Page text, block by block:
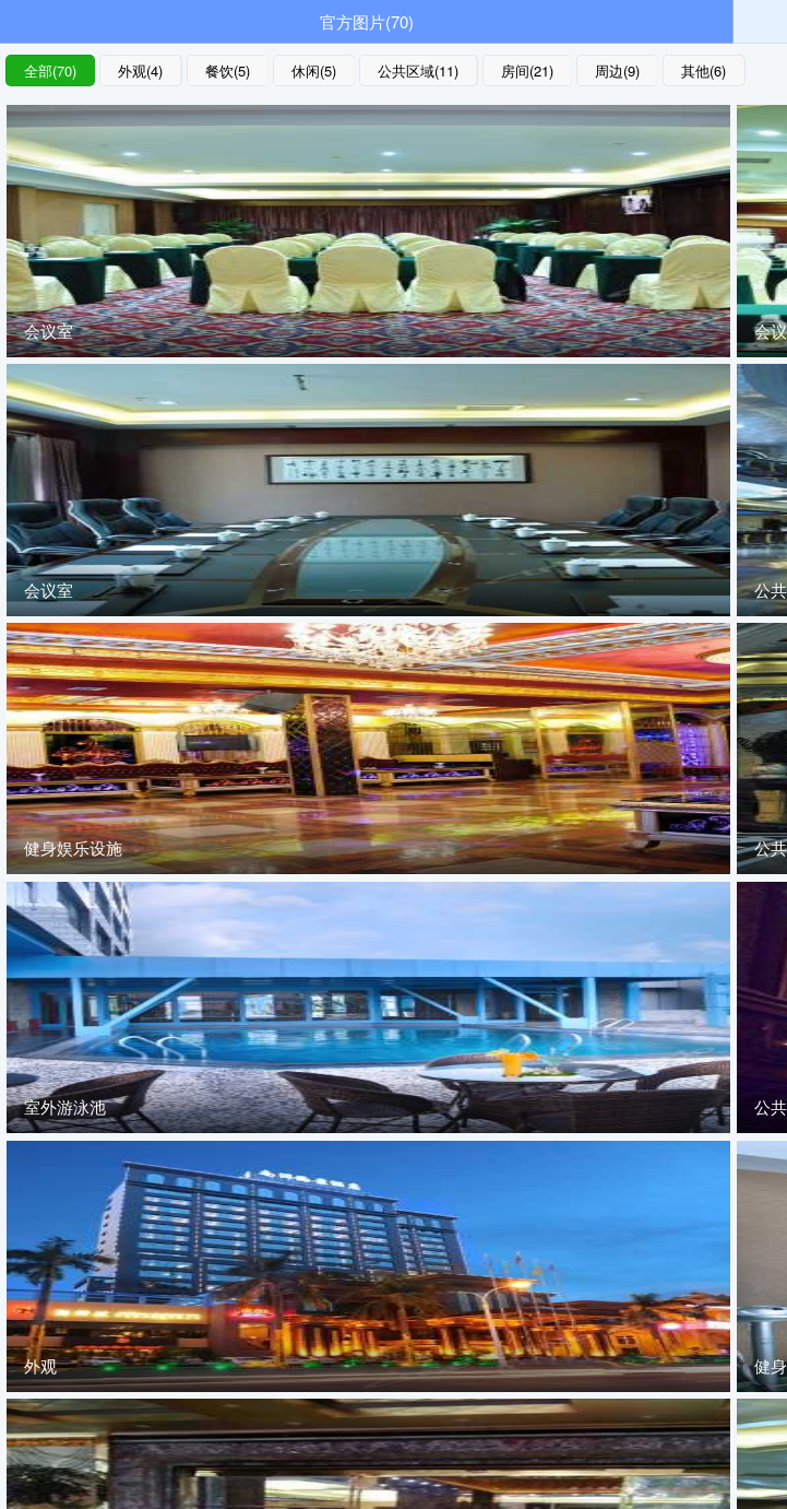
官方图片(70)
全部(70) 外观(4) 餐饮(5) 休闲(5) 公共区域(11) 房间(21) 周边(9) 其他(6)
会议室 会
会议室 公
健身娱乐设施 公
室外游泳池 公
外观 健